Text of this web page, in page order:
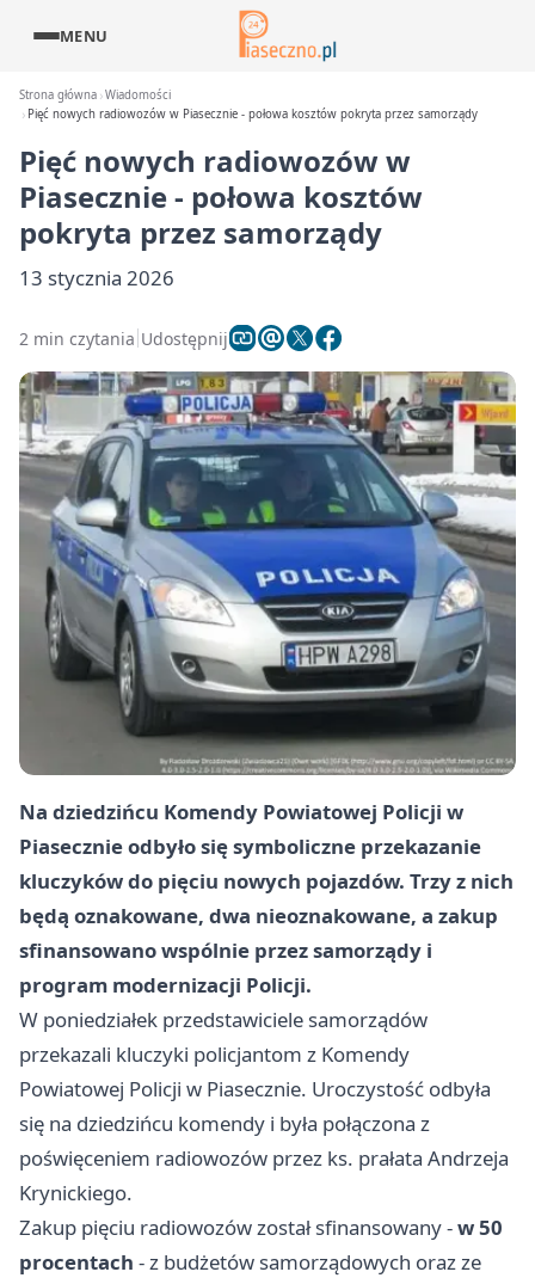
MENU
Strona główna Wiadomości
Pięć nowych radiowozów w Piasecznie - połowa kosztów pokryta przez samorządy
Pięć nowych radiowozów w
Piasecznie - połowa kosztów
pokryta przez samorządy
13 stycznia 2026
2 min czytania Udostępnij
Na dziedzińcu Komendy Powiatowej Policji w
Piasecznie odbyło się symboliczne przekazanie
kluczyków do pięciu nowych pojazdów. Trzy z nich
będą oznakowane, dwa nieoznakowane, a zakup
sfinansowano wspólnie przez samorządy i
program modernizacji Policji.
W poniedziałek przedstawiciele samorządów
przekazali kluczyki policjantom z Komendy
Powiatowej Policji w Piasecznie. Uroczystość odbyła
się na dziedzińcu komendy i była połączona z
poświęceniem radiowozów przez ks. prałata Andrzeja
Krynickiego.
Zakup pięciu radiowozów został sfinansowany -w 50
procentach - z budżetów samorządowych oraz ze